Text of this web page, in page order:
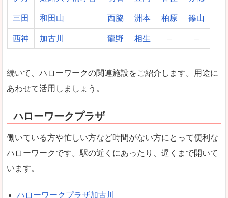
三田 和田山 西脇 洲本 柏原 篠山
西神 加古川 龍野 相生 – –
続いて、ハローワークの関連施設をご紹介します。用途に
あわせて活用しましょう。
ハローワークプラザ
働いている方や忙しい方など時間がない方にとって便利な
ハローワークです。駅の近くにあったり、遅くまで開いて
います。
ハローワークプラザ加古川